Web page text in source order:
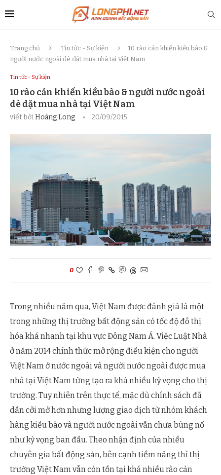
Trang chủ Tin tức - Sự kiện
10 rào cản khiến kiều bào &
người nước ngoài dè dặt mua nhà tại Việt Nam
Tin tức - Sự kiện
10 rào cản khiến kiều bào & người nước ngoài
dè dặt mua nhà tại Việt Nam
viết bởiHoàng Long 20/09/2015
0
Trong nhiều năm qua, Việt Nam được đánh giá là một
trong những thị trường bất động sản có tốc độ đô thị
hóa khá nhanh tại khu vực Đông Nam Á. Việc Luật Nhà
ở năm 2014 chính thức mở rộng điều kiện cho người
Việt Nam ở nước ngoài và người nước ngoài được mua
nhà tại Việt Nam từng tạo ra khá nhiều kỳ vọng cho thị
trường. Tuy nhiên trên thực tế, mặc dù chính sách đã
dần cởi mở hơn nhưng lượng giao dịch từ nhóm khách
hàng kiều bào và người nước ngoài vẫn chưa bùng nổ
như kỳ vọng ban đầu. Theo nhận định của nhiều
chuyên gia bất động sản, bên cạnh tiềm năng thì thị
trường Việt Nam vẫn còn tồn tại khá nhiều rào cản